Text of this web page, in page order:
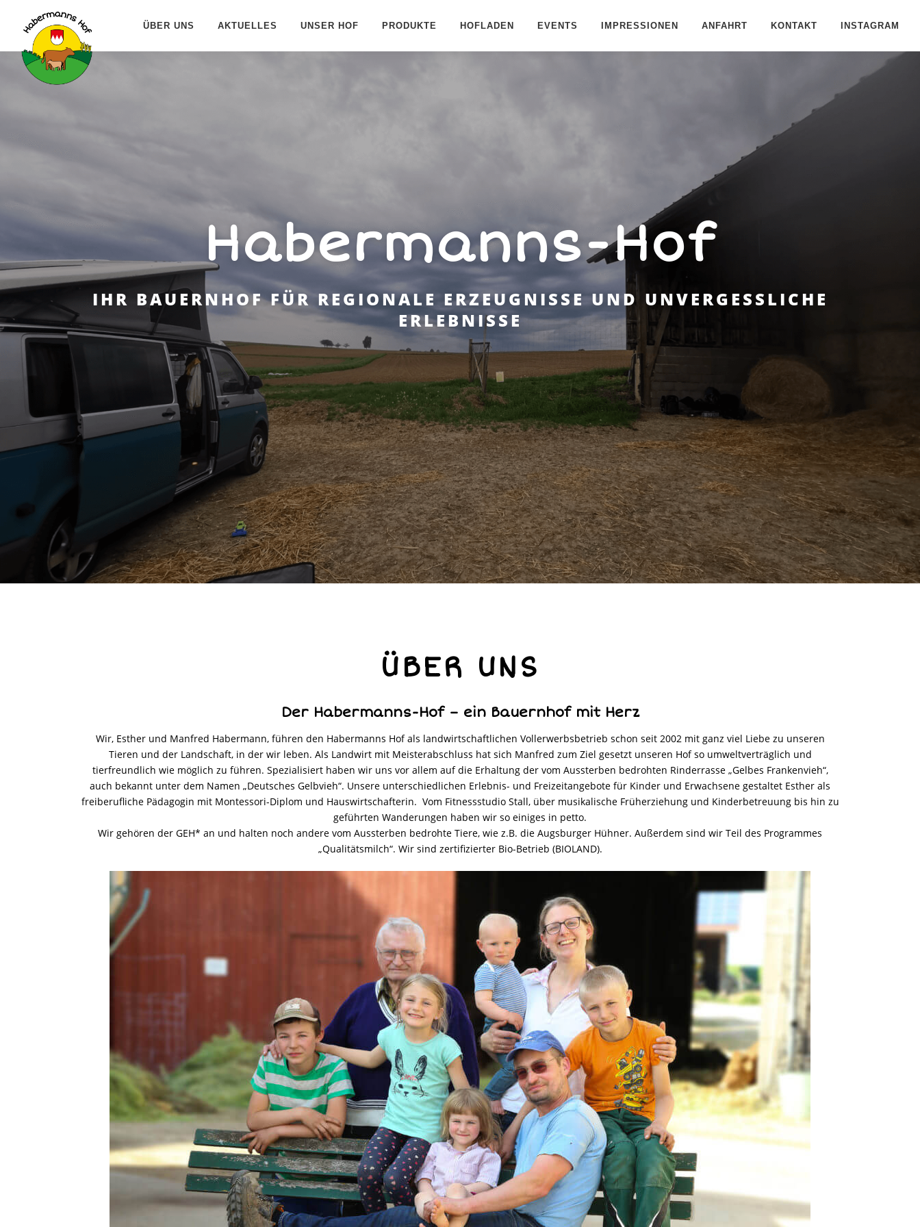
Inhalt
springen
ÜBER UNS AKTUELLES UNSER HOF PRODUKTE HOFLADEN EVENTS IMPRESSIONEN ANFAHRT KONTAKT INSTAGRAM
Habermanns-Hof
IHR BAUERNHOF FÜR REGIONALE ERZEUGNISSE UND UNVERGESSLICHE
ERLEBNISSE
ÜBER UNS
Der Habermanns-Hof – ein Bauernhof mit Herz
Wir, Esther und Manfred Habermann, führen den Habermanns Hof als landwirtschaftlichen Vollerwerbsbetrieb schon seit 2002 mit ganz viel Liebe zu unseren
Tieren und der Landschaft, in der wir leben. Als Landwirt mit Meisterabschluss hat sich Manfred zum Ziel gesetzt unseren Hof so umweltverträglich und
tierfreundlich wie möglich zu führen. Spezialisiert haben wir uns vor allem auf die Erhaltung der vom Aussterben bedrohten Rinderrasse „Gelbes Frankenvieh“,
auch bekannt unter dem Namen „Deutsches Gelbvieh“. Unsere unterschiedlichen Erlebnis- und Freizeitangebote für Kinder und Erwachsene gestaltet Esther als
freiberufliche Pädagogin mit Montessori-Diplom und Hauswirtschafterin. Vom Fitnessstudio Stall, über musikalische Früherziehung und Kinderbetreuung bis hin zu
geführten Wanderungen haben wir so einiges in petto.
Wir gehören der GEH* an und halten noch andere vom Aussterben bedrohte Tiere, wie z.B. die Augsburger Hühner. Außerdem sind wir Teil des Programmes
„Qualitätsmilch“. Wir sind zertifizierter Bio-Betrieb (BIOLAND).